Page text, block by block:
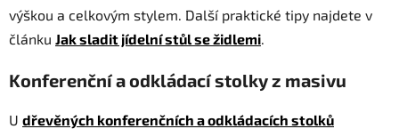
výškou a celkovým stylem. Další praktické tipy najdete v
článku Jak sladit jídelní stůl se židlemi
Konferenční a odkládací stolky z masivu
U dřevěných konferenčních a odkládacích stolků